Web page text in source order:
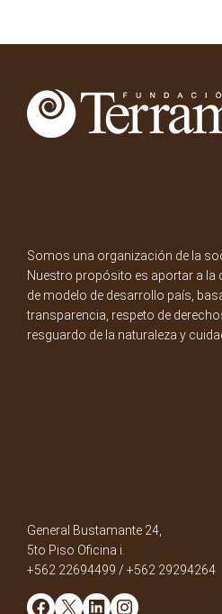
Somos una organización de la
Nuestro propósito es aportar a la
de modelo de desarrollo país,
transparencia, respeto de
resguardo de la naturaleza y
General Bustamante 24,
5to Piso Oficina i.
+562 22694499 / +562 29294264